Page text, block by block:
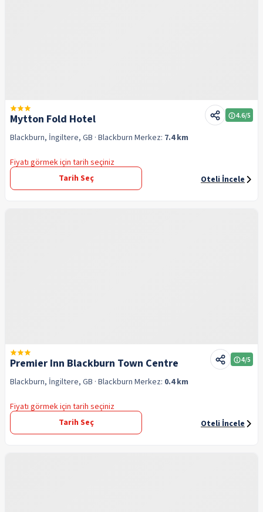
Mytton Fold Hotel 4.6/5
Blackburn, İngiltere, GB · Blackburn Merkez: 7.4 km
Fiyatı görmek için tarih seçiniz
Tarih Seç
Oteli İncele
Premier Inn Blackburn Town Centre 4/5
Blackburn, İngiltere, GB · Blackburn Merkez: 0.4 km
Fiyatı görmek için tarih seçiniz
Tarih Seç
Oteli İncele